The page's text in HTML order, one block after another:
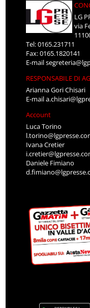
LG
via
Tel: 0165.231711
Fax: 0165.1820141
E-mail
RESPONSABILE DI
Arianna Gori Chisari
E-mail
Account
Luca Torino
Ivana Cretier
Daniele Fimiano